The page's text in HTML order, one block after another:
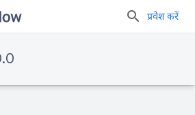
प्रवेश करें